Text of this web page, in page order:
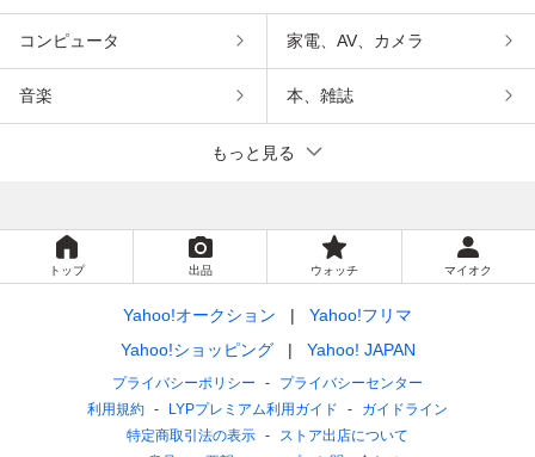
コンピュータ 家電、AV、カメラ
音楽 本、雑誌
もっと見る
トップ 出品 ウォッチ マイオク
Yahoo!オークション
Yahoo!フリマ
Yahoo!ショッピング
Yahoo! JAPAN
プライバシーポリシー
プライバシーセンター
利用規約
LYPプレミアム利用ガイド
ガイドライン
特定商取引法の表示
ストア出店について